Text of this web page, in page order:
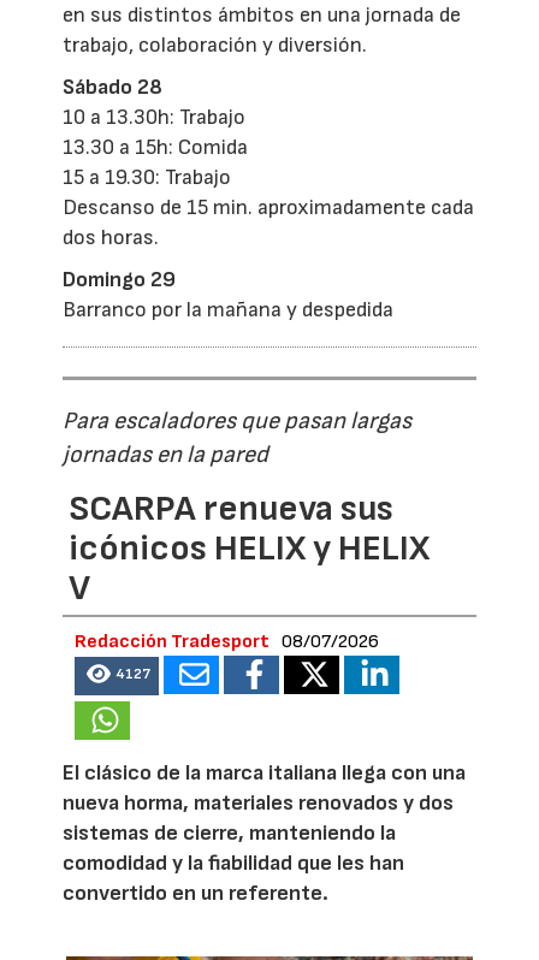
en sus distintos ámbitos en una jornada de
trabajo, colaboración y diversión.
Sábado 28
10 a 13.30h: Trabajo
13.30 a 15h: Comida
15 a 19.30: Trabajo
Descanso de 15 min. aproximadamente cada
dos horas.
Domingo 29
Barranco por la mañana y despedida
Para escaladores que pasan largas
jornadas en la pared
SCARPA renueva sus
icónicos HELIX y HELIX
V
Redacción Tradesport 08/07/2026
4127
El clásico de la marca italiana llega con una
nueva horma, materiales renovados y dos
sistemas de cierre, manteniendo la
comodidad y la fiabilidad que les han
convertido en un referente.